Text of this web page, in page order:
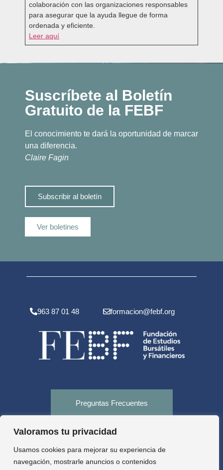
Valoramos tu privacidad
Usamos cookies para mejorar su experiencia de
navegación, mostrarle anuncios o contenidos
colaboración con las organizaciones responsables
para asegurar que la ayuda llegue de forma
ordenada y eficiente.
Leer aquí
Suscríbete al Boletín
Gratuito de la FEBF
El conocimiento te dará la oportunidad de marcar
una diferencia.
Claire Fagin
Subscribir al boletín
Ver boletines
963 87 01 48 formacion@febf.org
Preguntas Frecuentes